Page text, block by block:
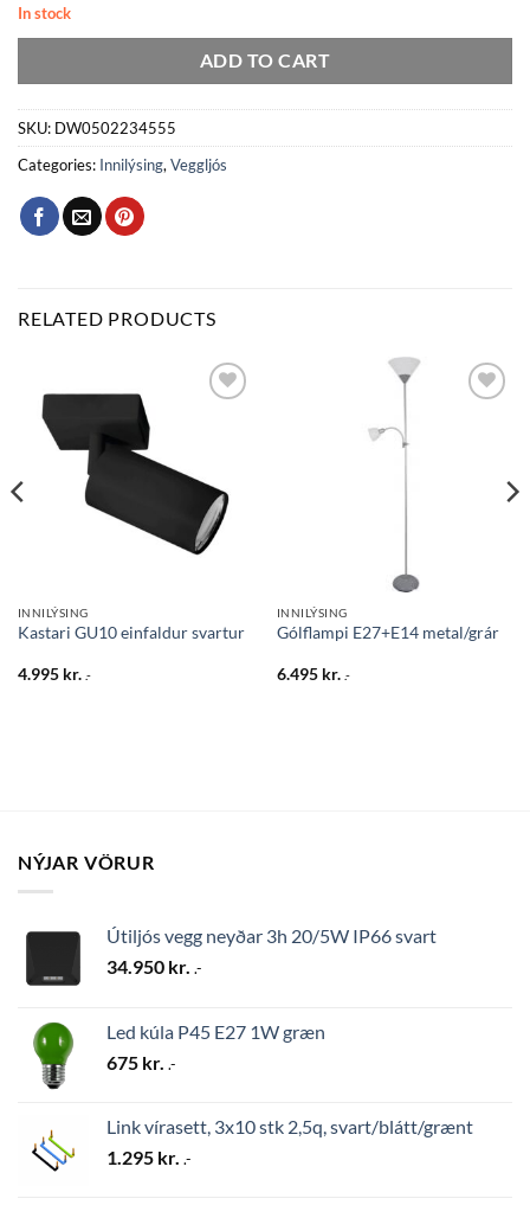
In stock
ADD TO CART
SKU: DW0502234555
Categories: Innilýsing, Veggljós
RELATED PRODUCTS
INNILÝSING
Kastari GU10 einfaldur svartur
4.995 kr. .-
INNILÝSING
Gólflampi E27+E14 metal/grár
6.495 kr. .-
NÝJAR VÖRUR
Útiljós vegg neyðar 3h 20/5W IP66 svart
34.950 kr. .-
Led kúla P45 E27 1W græn
675 kr. .-
Link vírasett, 3x10 stk 2,5q, svart/blátt/grænt
1.295 kr. .-